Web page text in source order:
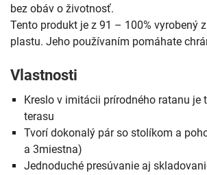
bez obáv o životnosť.
Tento produkt je z 91 – 100% vyrobený
plastu. Jeho používaním pomáhate
Vlastnosti
Kreslo v imitácii prírodného ratanu je
terasu
Tvorí dokonalý pár so stolíkom a
a 3miestna)
Jednoduché presúvanie aj